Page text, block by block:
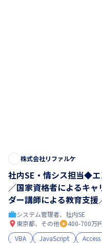
株式会社リファルケ
社内SE・情シス担当◆
／国家資格者によるキ
ダー講師による教育支
ャリアを促進する案件多数
システム管理者、社内SE
東京都、その他
400-700万
VBA
JavaScript Access